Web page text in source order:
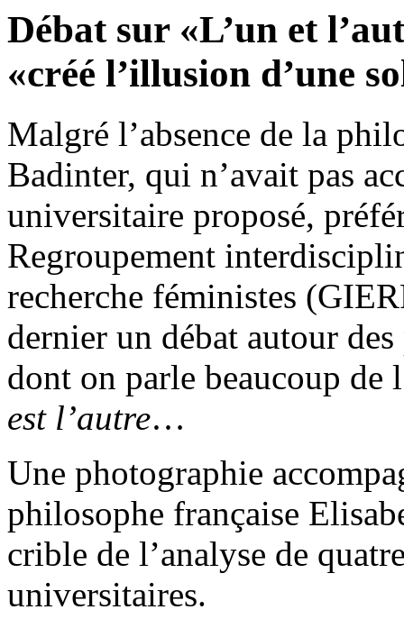
Débat sur «L’un et
«créé l’illusion d’une
Malgré l’absence de la
Badinter, qui n’avait pas
universitaire proposé,
Regroupement
recherche féministes
dernier un débat autour
dont on parle beaucoup
est l’autre…
Une photographie
philosophe française
crible de l’analyse de
universitaires.